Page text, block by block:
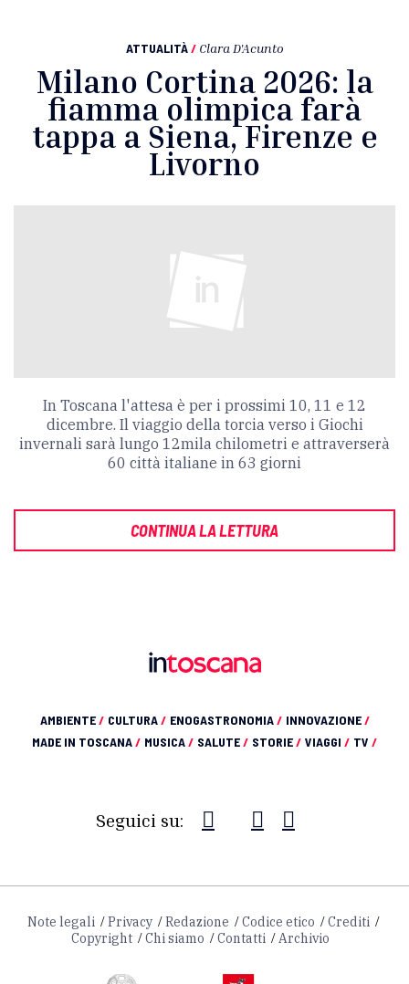
ATTUALITÀ / Clara D'Acunto
Milano Cortina 2026: la
fiamma olimpica farà
tappa a Siena, Firenze e
Livorno
In Toscana l'attesa è per i prossimi 10, 11 e 12
dicembre. Il viaggio della torcia verso i Giochi
invernali sarà lungo 12mila chilometri e attraverserà
60 città italiane in 63 giorni
CONTINUA LA LETTURA
AMBIENTE/ CULTURA/ ENOGASTRONOMIA/ INNOVAZIONE/
MADE IN TOSCANA/ MUSICA/ SALUTE/ STORIE/ VIAGGI / TV /
Seguici su:
Note legali Privacy Redazione Codice etico
Crediti
Copyright
Chi siamo Contatti Archivio